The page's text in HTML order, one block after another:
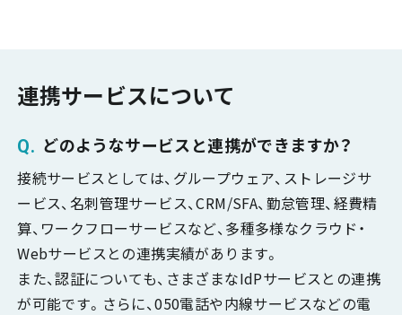
連携サービスについて
どのようなサービスと連携ができますか？
接続サービスとしては、グループウェア、ストレージサ
ービス、名刺管理サービス、CRM/SFA、勤怠管理、経費精
算、ワークフローサービスなど、多種多様なクラウド・
Webサービスとの連携実績があります。
また、認証についても、さまざまなIdPサービスとの連携
が可能です。さらに、050電話や内線サービスなどの電